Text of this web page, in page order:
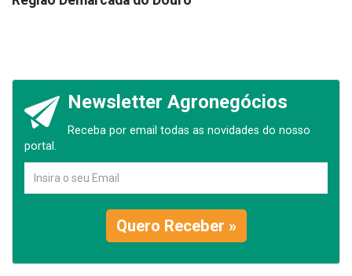
Newsletter Agronegócios
Receba por email todas as novidades do nosso
portal.
Quero Receber »